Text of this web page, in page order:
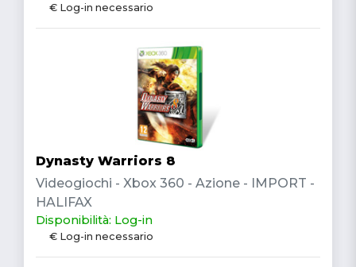
€ Log-in necessario
Dynasty Warriors 8
Videogiochi - Xbox 360 - Azione - IMPORT -
HALIFAX
Disponibilità: Log-in
€ Log-in necessario